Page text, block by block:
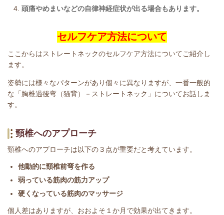
頭痛やめまいなどの自律神経症状が出る場合もあります。
セルフケア方法について
ここからはストレートネックのセルフケア方法についてご紹介し
ます。
姿勢には様々なパターンがあり個々に異なりますが、一番一般的
な「胸椎過後弯（猫背）－ストレートネック」についてお話しま
す。
頸椎へのアプローチ
頸椎へのアプローチは以下の３点が重要だと考えています。
他動的に頸椎前弯を作る
弱っている筋肉の筋力アップ
硬くなっている筋肉のマッサージ
個人差はありますが、おおよそ１か月で効果が出てきます。